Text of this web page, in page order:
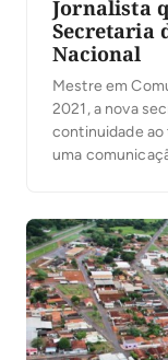
Jornalista
Secretaria
Nacional
Mestre em
2021, a nova
continuidade
uma